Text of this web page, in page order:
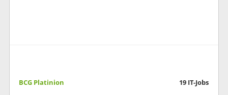
BCG Platinion 19 IT-Jobs